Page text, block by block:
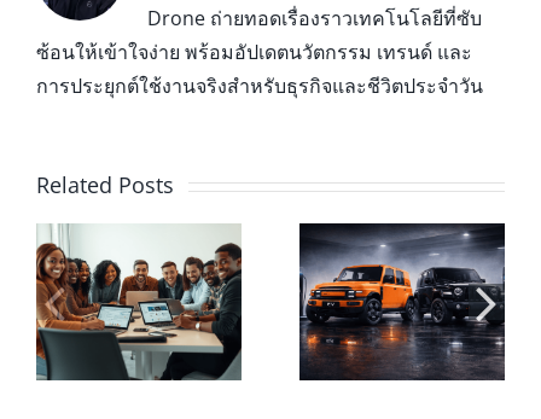
Drone ถ่ายทอดเรื่องราวเทคโนโลยีที่ซับ
ซ้อนให้เข้าใจง่าย พร้อมอัปเดตนวัตกรรม เทรนด์ และ
การประยุกต์ใช้งานจริงสำหรับธุรกิจและชีวิตประจำวัน
Related Posts
ค่าไฟต่อเดือน vs
ค่าน้ำมัน ถ้าขับ
CHERY V23 วันละ
60 กม. ต้องจ่าย
CHERY V23
รถไฟฟ้าทรงกล่อง
สุดเท่ สเปกแน่น
พร้อมลุยทั้งใน